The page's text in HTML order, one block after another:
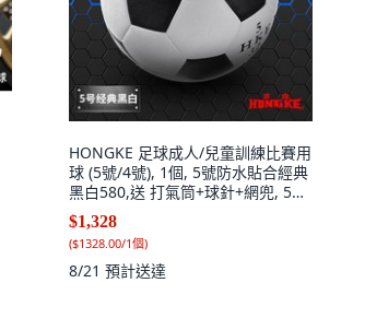
HONGKE 足球成人/兒童訓練比賽用
球 (5號/4號), 1個, 5號防水貼合經典
黑白580,送 打氣筒+球針+網兜, 5號
防水貼合經典黑白580
$1,328
($1328.00/1個)
8/21 預計送達